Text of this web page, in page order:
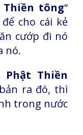
Thiền tông“
cho cái kẻ
cướp đi nó
nó.
Phật Thiền
ra đó, thì
trong nước